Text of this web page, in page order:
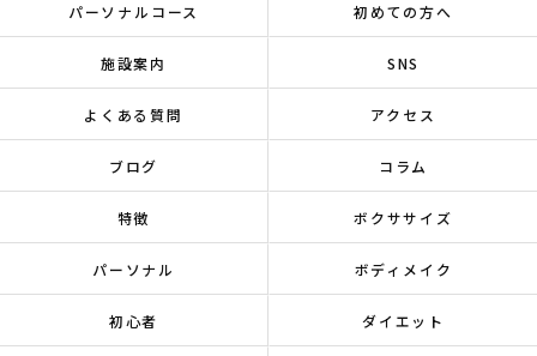
パーソナルコース 初めての方へ
施設案内 SNS
よくある質問 アクセス
ブログ コラム
特徴 ボクササイズ
パーソナル ボディメイク
初心者 ダイエット